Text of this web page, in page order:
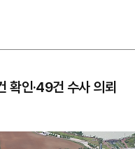
확인·49건 수사 의뢰